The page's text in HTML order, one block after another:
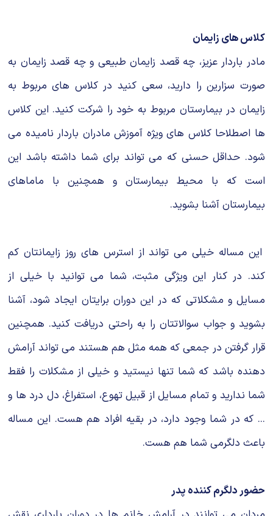
کلاس های زایمان
مادر باردار عزیز، چه قصد زایمان طبیعی و چه قصد زایمان به
صورت سزارین را دارید، سعی کنید در کلاس های مربوط به
زایمان در بیمارستان مربوط به خود را شرکت کنید. این کلاس
ها اصطلاحا کلاس های ویژه آموزش مادران باردار نامیده می
شود. حداقل حسنی که می تواند برای شما داشته باشد این
است که با محیط بیمارستان و همچنین با ماماهای
بیمارستان آشنا بشوید.
این مساله خیلی می تواند از استرس های روز زایمانتان کم
کند. در کنار این ویژگی مثبت، شما می توانید با خیلی از
مسایل و مشکلاتی که در این دوران برایتان ایجاد شود، آشنا
بشوید و جواب سوالاتتان را به راحتی دریافت کنید. همچنین
قرار گرفتن در جمعی که همه مثل هم هستند می تواند آرامش
دهنده باشد که شما تنها نیستید و خیلی از مشکلات را فقط
شما ندارید و تمام مسایل از قبیل تهوع، استفراغ، دل درد ها و
... که در شما وجود دارد، در بقیه افراد هم هست. این مساله
باعث دلگرمی شما هم هست.
حضور دلگرم کننده پدر